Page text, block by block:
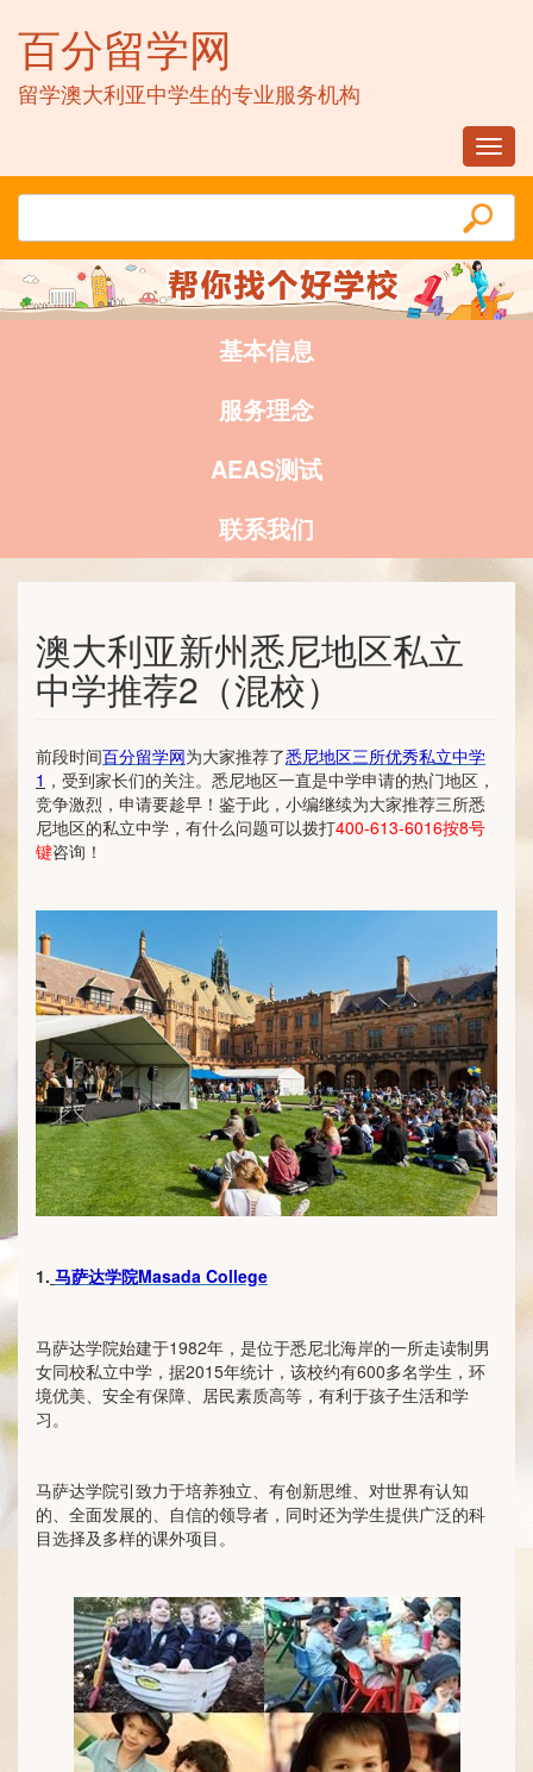
百分留学网
留学澳大利亚中学生的专业服务机构
基本信息
服务理念
AEAS测试
联系我们
澳大利亚新州悉尼地区私立
中学推荐2（混校）
前段时间百分留学网为大家推荐了悉尼地区三所优秀私立中学
1 ，受到家长们的关注。悉尼地区一直是中学申请的热门地区，
竞争激烈，申请要趁早！鉴于此，小编继续为大家推荐三所悉
尼地区的私立中学，有什么问题可以拨打400-613-6016按8号
键咨询！
1. 马萨达学院Masada College
马萨达学院始建于1982年，是位于悉尼北海岸的一所走读制男
女同校私立中学，据2015年统计，该校约有600多名学生，环
境优美、安全有保障、居民素质高等，有利于孩子生活和学
习。
马萨达学院引致力于培养独立、有创新思维、对世界有认知
的、全面发展的、自信的领导者，同时还为学生提供广泛的科
目选择及多样的课外项目。